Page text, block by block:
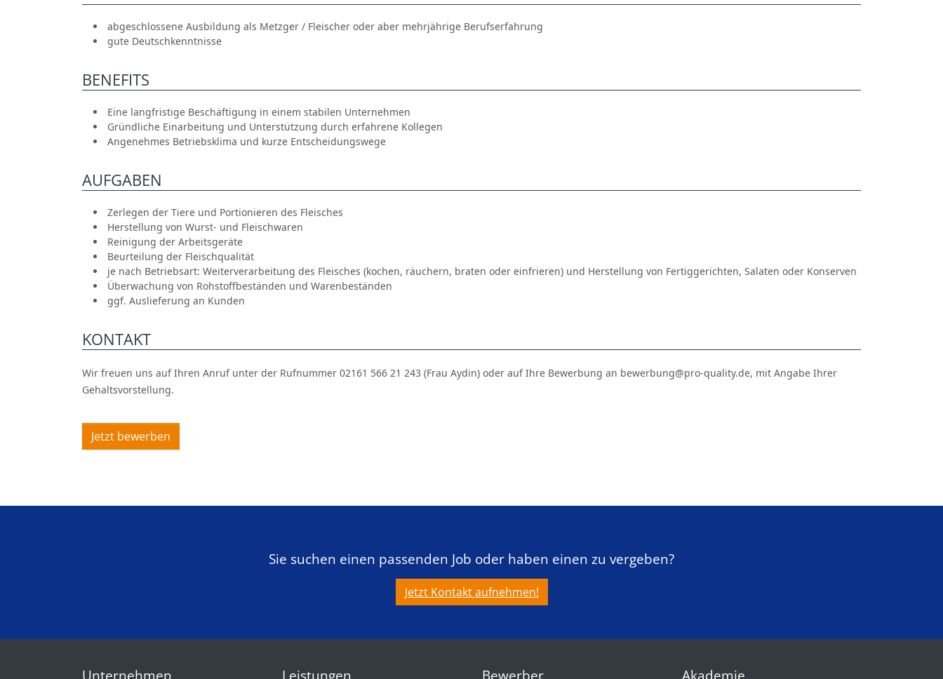
abgeschlossene Ausbildung als Metzger / Fleischer oder aber mehrjährige Berufserfahrung
gute Deutschkenntnisse
BENEFITS
Eine langfristige Beschäftigung in einem stabilen Unternehmen
Gründliche Einarbeitung und Unterstützung durch erfahrene Kollegen
Angenehmes Betriebsklima und kurze Entscheidungswege
AUFGABEN
Zerlegen der Tiere und Portionieren des Fleisches
Herstellung von Wurst- und Fleischwaren
Reinigung der Arbeitsgeräte
Beurteilung der Fleischqualität
je nach Betriebsart: Weiterverarbeitung des Fleisches (kochen, räuchern, braten oder einfrieren) und Herstellung von Fertiggerichten, Salaten oder Konserven
Überwachung von Rohstoffbeständen und Warenbeständen
ggf. Auslieferung an Kunden
KONTAKT
Wir freuen uns auf Ihren Anruf unter der Rufnummer 02161 566 21 243 (Frau Aydin) oder auf Ihre Bewerbung an bewerbung@pro-quality.de, mit Angabe Ihrer
Gehaltsvorstellung.
Jetzt bewerben
Sie suchen einen passenden Job oder haben einen zu vergeben?
Jetzt Kontakt aufnehmen!
Unternehmen Leistungen Bewerber Akademie